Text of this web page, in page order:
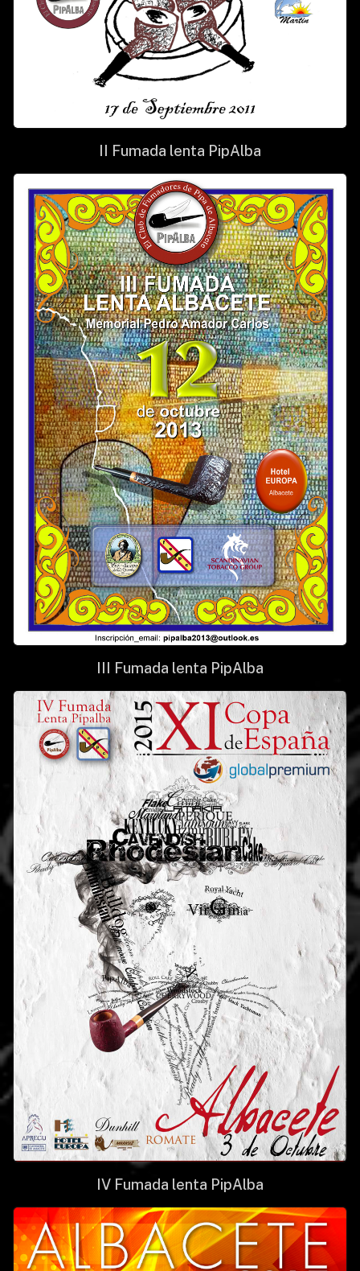
II Fumada lenta PipAlba
III Fumada lenta PipAlba
IV Fumada lenta PipAlba